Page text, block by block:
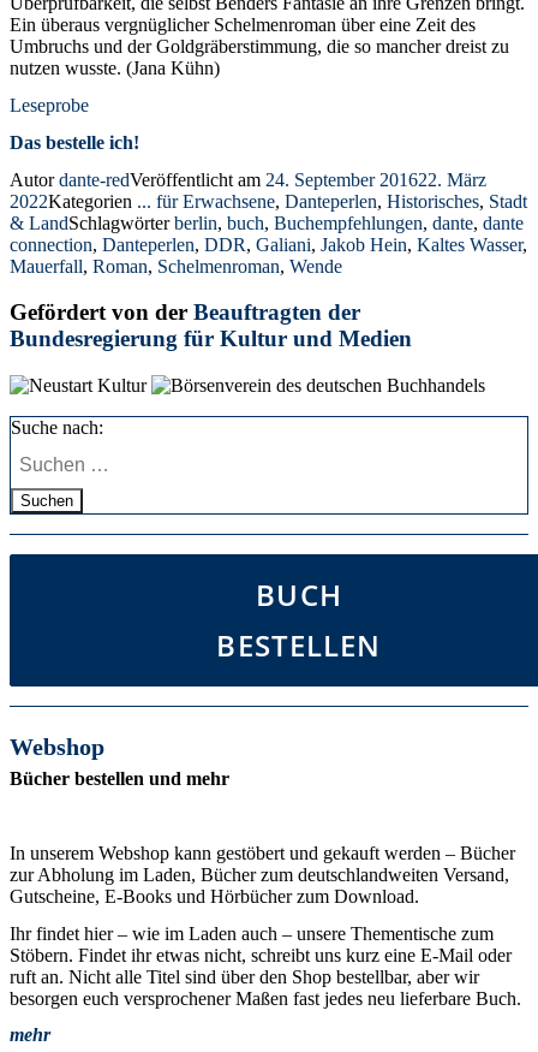
Ein überaus vergnüglicher Schelmenroman über eine Zeit des
Umbruchs und der Goldgräberstimmung, die so mancher dreist zu
nutzen wusste. (Jana Kühn)
Leseprobe
Das bestelle ich!
Autordante-redVeröffentlicht am 24. September 201622. März
2022Kategorien ... für Erwachsene, Danteperlen, Historisches, Stadt
& LandSchlagwörterberlin, buch, Buchempfehlungen, dante, dante
connection, Danteperlen, DDR, Galiani, Jakob Hein, Kaltes Wasser,
Mauerfall, Roman, Schelmenroman, Wende
Gefördert von der Beauftragten der
Bundesregierung für Kultur und Medien
Suche nach:
Suchen
BUCH
BESTELLEN
Webshop
Bücher bestellen und mehr
In unserem Webshop kann gestöbert und gekauft werden – Bücher
zur Abholung im Laden, Bücher zum deutschlandweiten Versand,
Gutscheine, E-Books und Hörbücher zum Download.
Ihr findet hier – wie im Laden auch – unsere Thementische zum
Stöbern. Findet ihr etwas nicht, schreibt uns kurz eine E-Mail oder
ruft an. Nicht alle Titel sind über den Shop bestellbar, aber wir
besorgen euch versprochener Maßen fast jedes neu lieferbare Buch.
mehr